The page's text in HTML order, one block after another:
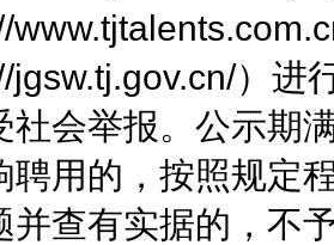
jgsw.tj.gov.cn/）
社会举报。公示期
聘用的，按照规定
并查有实据的，不